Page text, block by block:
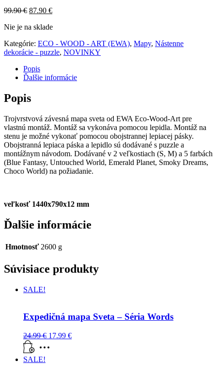
99.90€ 87.90 €
Nie je na sklade
Kategórie: ECO - WOOD - ART (EWA), Mapy, Nástenne
dekorácie - puzzle, NOVINKY
Popis
Ďalšie informácie
Popis
Trojvrstvová závesná mapa sveta od EWA Eco-Wood-Art pre
vlastnú montáž. Montáž sa vykonáva pomocou lepidla. Montáž na
stenu je možné vykonať pomocou obojstrannej lepiacej pásky.
Obojstranná lepiaca páska a lepidlo sú dodávané s puzzle a
montážnym návodom. Dodávané v 2 veľkostiach (S, M) a 5 farbách
(Blue Fantasy, Untouched World, Emerald Planet, Smoky Dreams,
Choco World) na požiadanie.
veľkosť 1440x790x12 mm
Ďalšie informácie
Hmotnosť 2600 g
Súvisiace produkty
SALE!
Expedičná mapa Sveta – Séria Words
24.99€ 17.99 €
SALE!